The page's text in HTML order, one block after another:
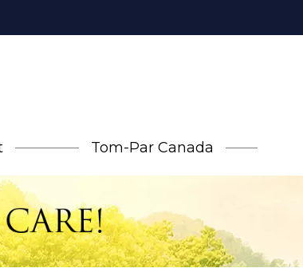
Tom-Par Canada